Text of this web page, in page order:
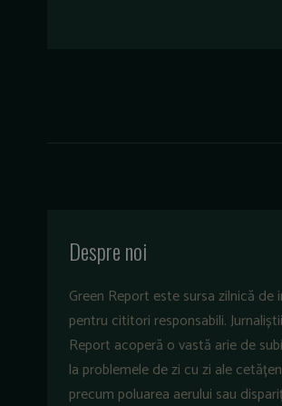
Despre noi
Green Report este sursa zilnică de
pentru cititori responsabili.
Report acoperă o vastă arie de
la problemele de zi cu zi ale
precum poluarea aerului sau